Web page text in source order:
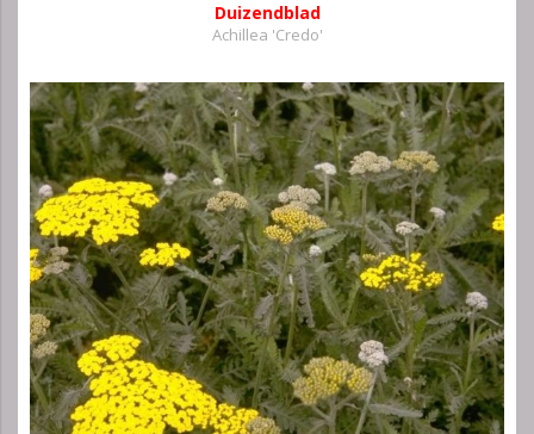
Duizendblad
Achillea 'Credo'